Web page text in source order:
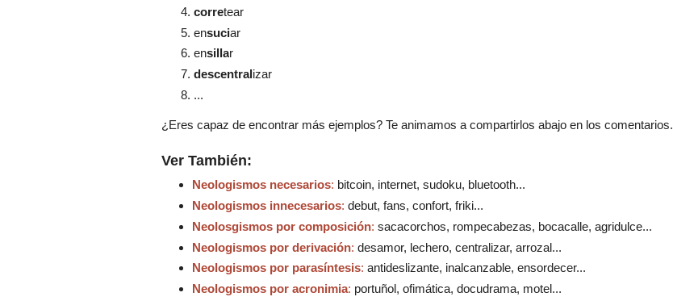
corretear
ensuciar
ensillar
descentralizar
...
¿Eres capaz de encontrar más ejemplos? Te animamos a compartirlos abajo en los comentarios.
Ver También:
Neologismos necesarios: bitcoin, internet, sudoku, bluetooth...
Neologismos innecesarios: debut, fans, confort, friki...
Neolosgismos por composición: sacacorchos, rompecabezas, bocacalle, agridulce...
Neologismos por derivación: desamor, lechero, centralizar, arrozal...
Neologismos por parasíntesis: antideslizante, inalcanzable, ensordecer...
Neologismos por acronimia: portuñol, ofimática, docudrama, motel...